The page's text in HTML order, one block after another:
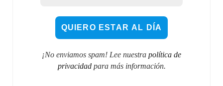
¡No enviamos spam! Lee nuestra política de
privacidadpara más información.